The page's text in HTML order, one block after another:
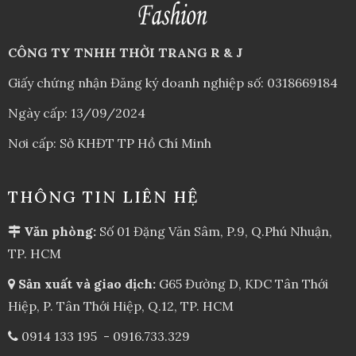
CÔNG TY TNHH THỜI TRANG R & J
Giấy chứng nhận Đăng ký doanh nghiệp số: 0318669184
Ngày cấp: 13/09/2024
Nơi cấp: Sở KHĐT TP Hồ Chí Minh
THÔNG TIN LIÊN HỆ
Văn phòng: Số 01 Đặng Văn Sâm, P.9, Q.Phú Nhuận,
TP. HCM
Sản xuất và giao dịch: G65 Đường D, KDC Tân Thới
Hiệp, P. Tân Thới Hiệp, Q.12, TP. HCM
0914 133 195 - 0916.733.329